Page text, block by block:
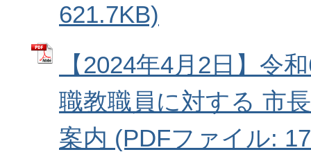
621.7KB)
【2024年4月2日】令
職教職員に対する 市
案内 (PDFファイル: